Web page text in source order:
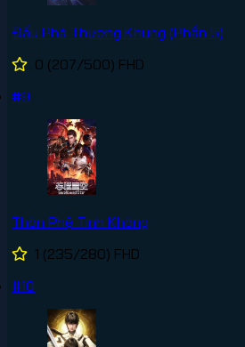
Đấu Phá Thương Khung (Phần 5)
0 (207/500) FHD
#9
Thôn Phệ Tinh Không
1 (235/280) FHD
#10